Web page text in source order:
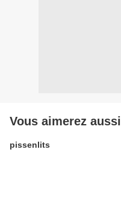
Vous aimerez aussi
pissenlits